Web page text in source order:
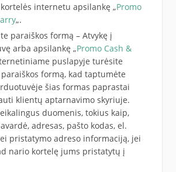
internetu apsilankę „Promo
„.
paraiškos formą – Atvykę į
arba apsilankę „Promo Cash &
puslapyje turėsite
formą, kad taptumėte
šias formas paprastai
klientų aptarnavimo skyriuje.
duomenis, tokius kaip,
adresas, pašto kodas, el.
pristatymo adreso informaciją, jei
nario kortelę jums pristatytų į